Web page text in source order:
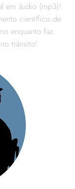
em áudio (mp3)!
científico de
enquanto faz
trânsito!